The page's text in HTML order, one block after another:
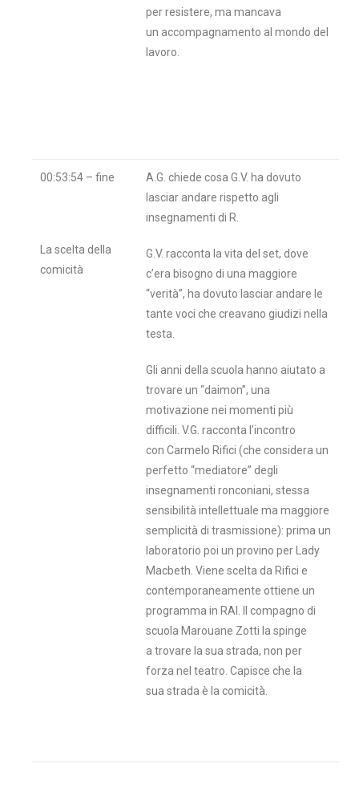
per resistere, ma mancava
un accompagnamento al mondo del
lavoro.
00:53:54 – fine
La scelta della
comicità
A.G. chiede cosa G.V. ha dovuto
lasciar andare rispetto agli
insegnamenti di R.
G.V. racconta la vita del set, dove
c’era bisogno di una maggiore
“verità”, ha dovuto lasciar andare le
tante voci che creavano giudizi nella
testa.
Gli anni della scuola hanno aiutato a
trovare un “daimon”, una
motivazione nei momenti più
difficili. V.G. racconta l’incontro
con Carmelo Rifici (che considera un
perfetto “mediatore” degli
insegnamenti ronconiani, stessa
sensibilità intellettuale ma maggiore
semplicità di trasmissione): prima un
laboratorio poi un provino per Lady
Macbeth. Viene scelta da Rifici e
contemporaneamente ottiene un
programma in RAI. Il compagno di
scuola Marouane Zotti la spinge
a trovare la sua strada, non per
forza nel teatro. Capisce che la
sua strada è la comicità.